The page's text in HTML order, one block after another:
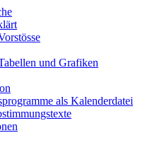
und Grafiken
als Kalenderdatei